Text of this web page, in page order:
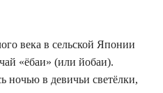
века в сельской Японии
«ёбаи» (или йобаи).
в девичьи светёлки,